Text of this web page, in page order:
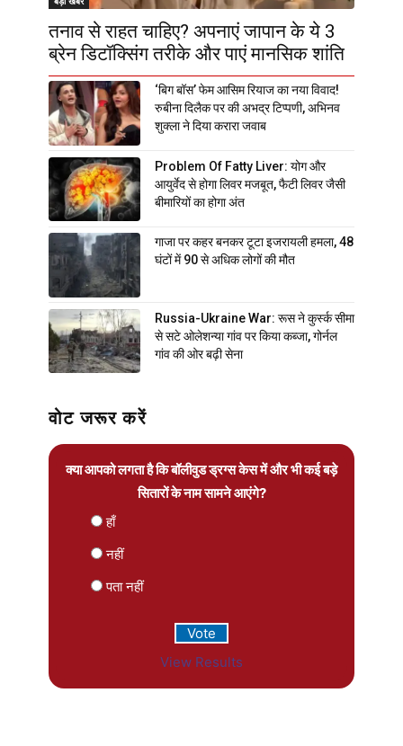
तनाव से राहत चाहिए? अपनाएं जापान के ये 3
ब्रेन डिटॉक्सिंग तरीके और पाएं मानसिक शांति
‘बिग बॉस’ फेम आसिम रियाज का नया विवाद!
रुबीना दिलैक पर की अभद्र टिप्पणी, अभिनव
शुक्ला ने दिया करारा जवाब
Problem Of Fatty Liver: योग और
आयुर्वेद से होगा लिवर मजबूत, फैटी लिवर जैसी
बीमारियों का होगा अंत
गाजा पर कहर बनकर टूटा इजरायली हमला, 48
घंटों में 90 से अधिक लोगों की मौत
Russia-Ukraine War: रूस ने कुर्स्क सीमा
से सटे ओलेशन्या गांव पर किया कब्जा, गोर्नल
गांव की ओर बढ़ी सेना
वोट जरूर करें
क्या आपको लगता है कि बॉलीवुड ड्रग्स केस में और भी कई बड़े
सितारों के नाम सामने आएंगे?
हाँ
नहीं
पता नहीं
View Results